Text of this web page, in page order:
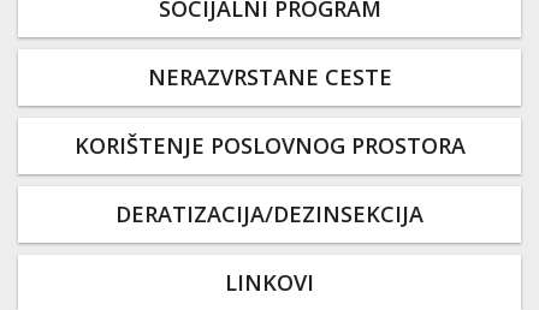
SOCIJALNI PROGRAM
NERAZVRSTANE CESTE
KORIŠTENJE POSLOVNOG PROSTORA
DERATIZACIJA/DEZINSEKCIJA
LINKOVI